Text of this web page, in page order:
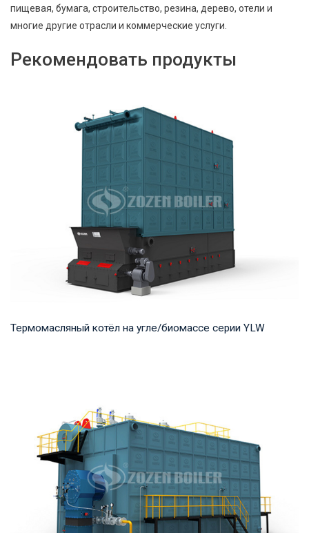
пищевая, бумага, строительство, резина, дерево, отели и
многие другие отрасли и коммерческие услуги.
Рекомендовать продукты
Термомасляный котёл на угле/биомассе серии YLW